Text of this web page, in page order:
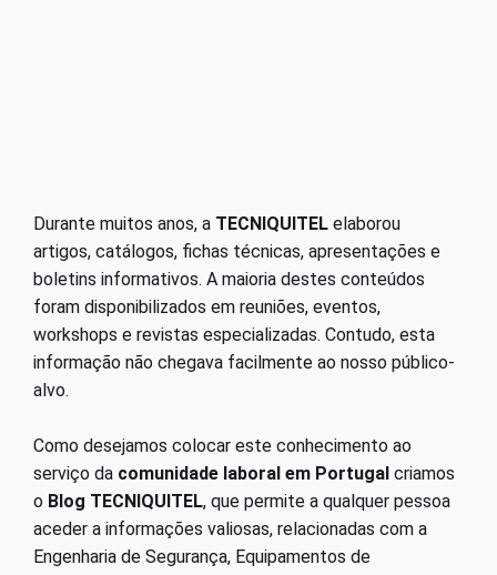
Durante muitos anos, a TECNIQUITEL elaborou
artigos, catálogos, fichas técnicas, apresentações e
boletins informativos. A maioria destes conteúdos
foram disponibilizados em reuniões, eventos,
workshops e revistas especializadas. Contudo, esta
informação não chegava facilmente ao nosso público-
alvo.
Como desejamos colocar este conhecimento ao
serviço da comunidade laboral em Portugal criamos
o Blog TECNIQUITEL, que permite a qualquer pessoa
aceder a informações valiosas, relacionadas com a
Engenharia de Segurança, Equipamentos de